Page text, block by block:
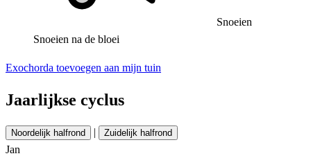
Snoeien
Snoeien na de bloei
Exochorda toevoegen aan mijn tuin
Jaarlijkse cyclus
Noordelijk halfrond | Zuidelijk halfrond
Jan